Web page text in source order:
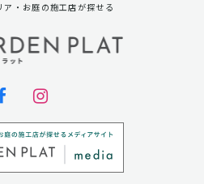
る場合を除いて、お客様の個
務の委託
により良いサービスを提供す
に委託しており、業務委託先
ア・お庭の施工店が探せる